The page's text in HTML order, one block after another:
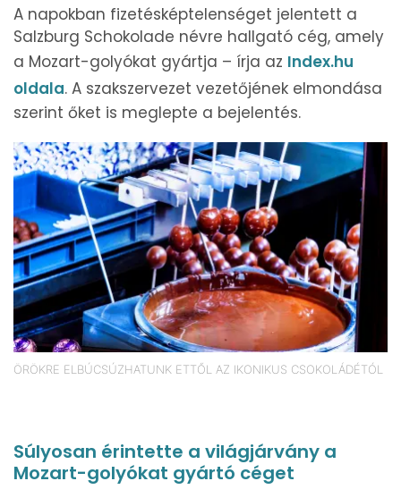
A napokban fizetésképtelenséget jelentett a
Salzburg Schokolade névre hallgató cég, amely
a Mozart-golyókat gyártja – írja az Index.hu
oldala. A szakszervezet vezetőjének elmondása
szerint őket is meglepte a bejelentés.
ÖRÖKRE ELBÚCSÚZHATUNK ETTŐL AZ IKONIKUS CSOKOLÁDÉTÓL
Súlyosan érintette a világjárvány a
Mozart-golyókat gyártó céget